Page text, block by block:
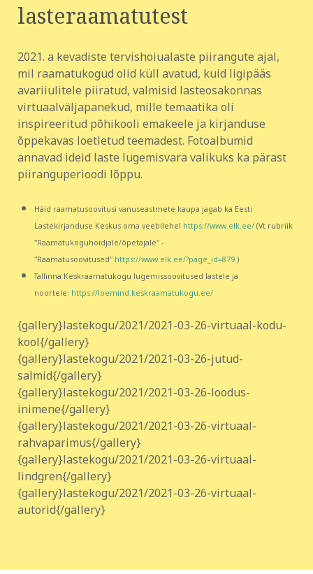
lasteraamatutest
2021. a kevadiste tervishoiualaste piirangute ajal,
mil raamatukogud olid küll avatud, kuid ligipääs
avariiulitele piiratud, valmisid lasteosakonnas
virtuaalväljapanekud, mille temaatika oli
inspireeritud põhikooli emakeele ja kirjanduse
õppekavas loetletud teemadest. Fotoalbumid
annavad ideid laste lugemisvara valikuks ka pärast
piiranguperioodi lõppu.
Häid raamatusoovitusi vanuseastmete kaupa jagab ka Eesti
Lastekirjanduse Keskus oma veebilehel https://www.elk.ee/ (Vt rubriik
"Raamatukoguhoidjale/õpetajale" -
"Raamatusoovitused" https://www.elk.ee/?page_id=879 )
Tallinna Keskraamatukogu lugemissoovitused lastele ja
noortele: https://loemind.keskraamatukogu.ee/
{gallery}lastekogu/2021/2021-03-26-virtuaal-kodu-
kool{/gallery}
{gallery}lastekogu/2021/2021-03-26-jutud-
salmid{/gallery}
{gallery}lastekogu/2021/2021-03-26-loodus-
inimene{/gallery}
{gallery}lastekogu/2021/2021-03-26-virtuaal-
rahvaparimus{/gallery}
{gallery}lastekogu/2021/2021-03-26-virtuaal-
lindgren{/gallery}
{gallery}lastekogu/2021/2021-03-26-virtuaal-
autorid{/gallery}